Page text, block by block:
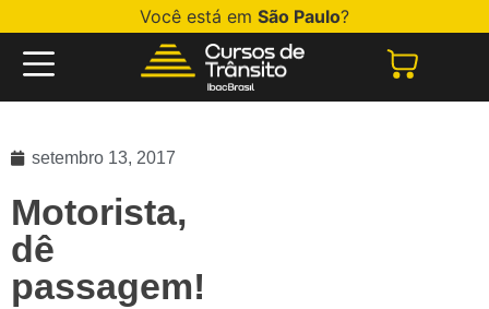
Você está em São Paulo?
setembro 13, 2017
Motorista,
dê
passagem!